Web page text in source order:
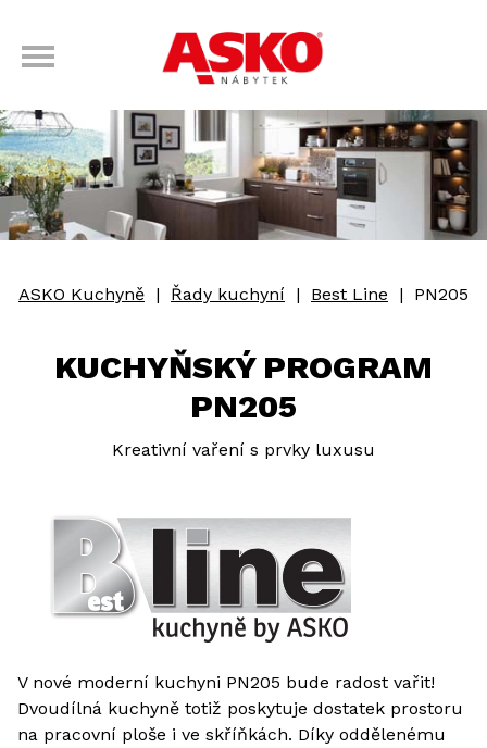
ASKO Kuchyně | Řady kuchyní | Best Line | PN205
KUCHYŇSKÝ PROGRAM
PN205
Kreativní vaření s prvky luxusu
V nové moderní kuchyni PN205 bude radost vařit!
Dvoudílná kuchyně totiž poskytuje dostatek prostoru
na pracovní ploše i ve skříňkách. Díky oddělenému